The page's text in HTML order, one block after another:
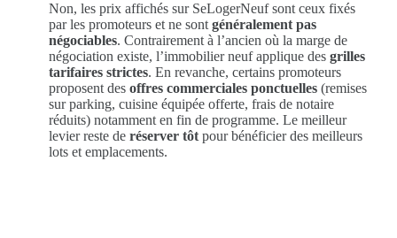
Non, les prix affichés sur SeLogerNeuf sont ceux fixés
par les promoteurs et ne sont généralement pas
négociables. Contrairement à l’ancien où la marge de
négociation existe, l’immobilier neuf applique des grilles
tarifaires strictes. En revanche, certains promoteurs
proposent des offres commerciales ponctuelles (remises
sur parking, cuisine équipée offerte, frais de notaire
réduits) notamment en fin de programme. Le meilleur
levier reste de réserver tôt pour bénéficier des meilleurs
lots et emplacements.